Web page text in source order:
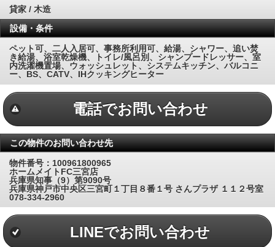
貸家 / 木造
設備・条件
ペット可、二人入居可、事務所利用可、給湯、シャワー、追い焚
き給湯、浴室乾燥機、トイレ/風呂別、シャンプードレッサー、室
内洗濯機置場、ウォッシュレット、システムキッチン、バルコニ
ー、BS、CATV、IHクッキングヒーター
電話でお問い合わせ
この物件のお問い合わせ先
物件番号：100961800965
ホームメイトFC三宮店
兵庫県知事（9）第9090号
兵庫県神戸市中央区三宮町１丁目８番１号 さんプラザ １１２号室
078-334-2960
LINEでお問い合わせ